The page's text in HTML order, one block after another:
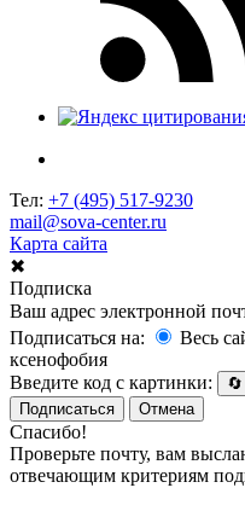
Тел: +7 (495) 517-9230
mail@sova-center.ru
Карта сайта
✖
Подписка
Ваш адрес электронной
Подписаться на:
Весь
ксенофобия
Введите код с картинки:
🔄
Подписаться
Отмена
Спасибо!
Проверьте почту, вам
отвечающим критериям